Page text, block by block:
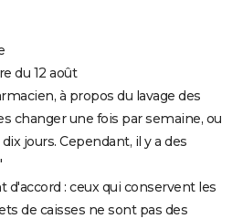
du 12 août
à propos du lavage des
changer une fois par semaine, ou
jours. Cependant, il y a des
d'accord : ceux qui conservent les
de caisses ne sont pas des